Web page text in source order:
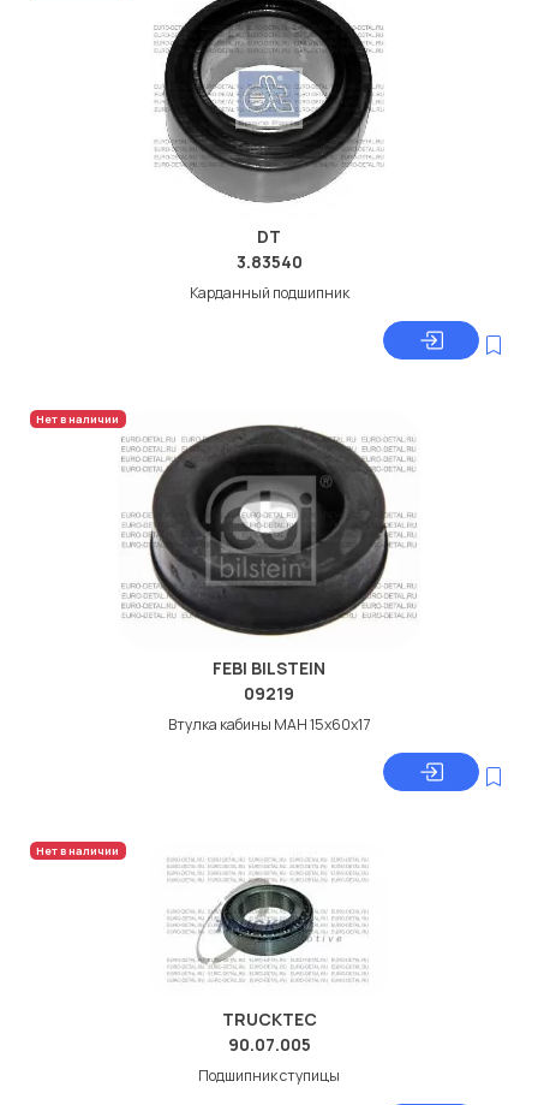
DT
3.83540
Карданный подшипник
Нет в наличии
FEBI BILSTEIN
09219
Втулка кабины МАН 15x60x17
Нет в наличии
TRUCKTEC
90.07.005
Подшипник ступицы